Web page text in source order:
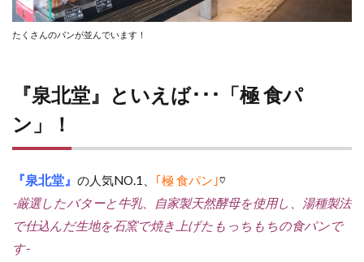
たくさんのパンが並んでいます！
『泉北堂』といえば･･･「極 食パ
ン」！
『泉北堂』 の人気NO.1、 ｢極 食パン｣♡
-厳選したバターと牛乳、自家製天然酵母を使用し、湯種製法
で仕込んだ生地を石窯で焼き上げたもっちもちの食パンで
す-